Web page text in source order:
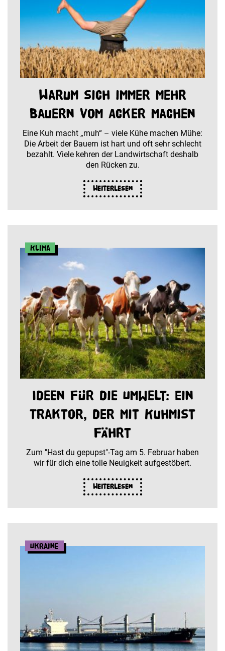
Warum sich immer mehr
Bauern vom Acker machen
Eine Kuh macht „muh“ – viele Kühe machen Mühe:
Die Arbeit der Bauern ist hart und oft sehr schlecht
bezahlt. Viele kehren der Landwirtschaft deshalb
den Rücken zu.
Weiterlesen
Klima
Ideen für die Umwelt: Ein
Traktor, der mit Kuhmist
fährt
Zum "Hast du gepupst"-Tag am 5. Februar haben
wir für dich eine tolle Neuigkeit aufgestöbert.
Weiterlesen
Ukraine